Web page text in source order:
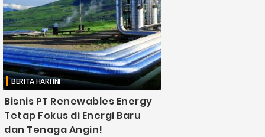
BERITA HARI INI
Bisnis PT Renewables Energy
Tetap Fokus di Energi Baru
dan Tenaga Angin!